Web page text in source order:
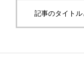
記事のタイト